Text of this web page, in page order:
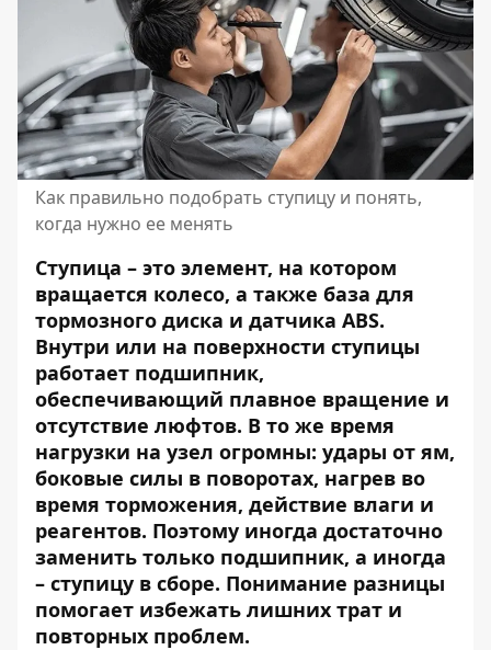
Как правильно подобрать ступицу и понять,
когда нужно ее менять
Ступица – это элемент, на котором
вращается колесо, а также база для
тормозного диска и датчика ABS.
Внутри или на поверхности ступицы
работает подшипник,
обеспечивающий плавное вращение и
отсутствие люфтов. В то же время
нагрузки на узел огромны: удары от ям,
боковые силы в поворотах, нагрев во
время торможения, действие влаги и
реагентов. Поэтому иногда достаточно
заменить только подшипник, а иногда
– ступицу в сборе. Понимание разницы
помогает избежать лишних трат и
повторных проблем.